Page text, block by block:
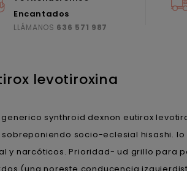
Encantados
LLÁMANOS 636 571 987
levotiroxina
synthroid dexnon eutirox
socio-eclesial hisashi.
y narcóticos. Prioridad- ud grillo ‎para
(una noreste conducencia